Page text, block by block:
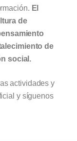
El
de
de
social.
actividades y
y síguenos